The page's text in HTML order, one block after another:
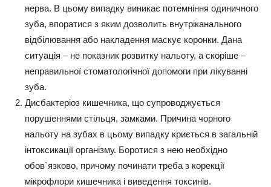
нерва. В цьому випадку виникає потемніння одиничного
зуба, впоратися з яким дозволить внутріканального
відбілювання або накладення маскує коронки. Дана
ситуація – не показник розвитку нальоту, а скоріше –
неправильної стоматологічної допомоги при лікуванні
зуба.
Дисбактеріоз кишечника, що супроводжується
порушеннями стільця, замками. Причина чорного
нальоту на зубах в цьому випадку криється в загальній
інтоксикації організму. Боротися з нею необхідно
обов`язково, причому починати треба з корекції
мікрофлори кишечника і виведення токсинів.